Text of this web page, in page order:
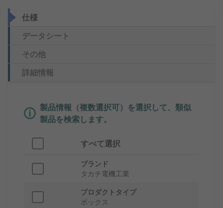
仕様
データシート
その他
詳細情報
製品情報（複数選択可）を選択して、類似
製品を検索します。
すべて選択
ブランド
タカチ電機工業
プロダクトタイプ
ボックス